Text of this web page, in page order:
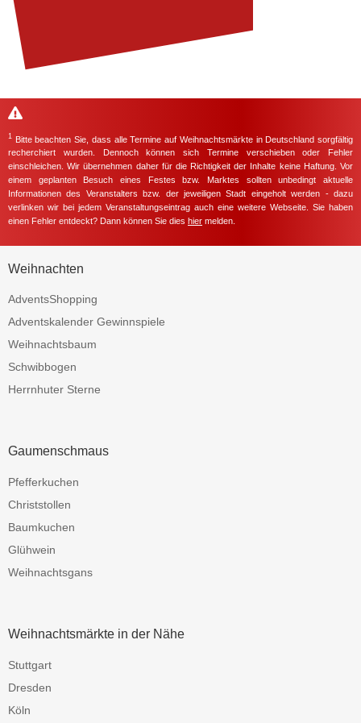
1
Bitte beachten Sie, dass alle Termine auf Weihnachtsmärkte in Deutschland sorgfältig
recherchiert wurden. Dennoch können sich Termine verschieben oder Fehler
einschleichen. Wir übernehmen daher für die Richtigkeit der Inhalte keine Haftung. Vor
einem geplanten Besuch eines Festes bzw. Marktes sollten unbedingt aktuelle
Informationen des Veranstalters bzw. der jeweiligen Stadt eingeholt werden - dazu
verlinken wir bei jedem Veranstaltungseintrag auch eine weitere Webseite. Sie haben
einen Fehler entdeckt? Dann können Sie dies hier melden.
Weihnachten
AdventsShopping
Adventskalender Gewinnspiele
Weihnachtsbaum
Schwibbogen
Herrnhuter Sterne
Gaumenschmaus
Pfefferkuchen
Christstollen
Baumkuchen
Glühwein
Weihnachtsgans
Weihnachtsmärkte in der Nähe
Stuttgart
Dresden
Köln